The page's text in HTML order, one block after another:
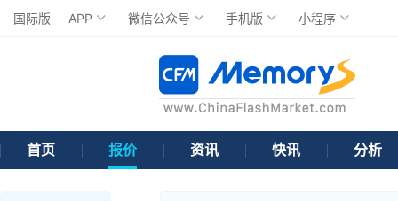
国际版 APP 微信公众号 手机版 小程序
首页 报价 资讯 快讯 分析